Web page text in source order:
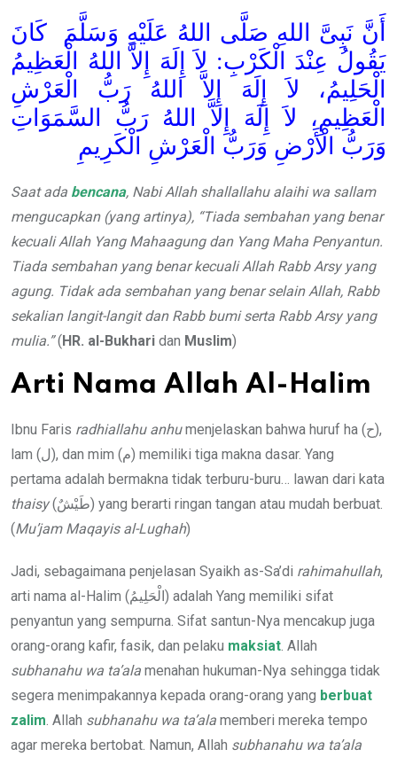
أَنَّ نَبِىَّ اللهِ صَلَّى اللهُ عَلَيْهِ وَسَلَّمَ كَانَ
يَقُولُ عِنْدَ الْكَرْبِ: لاَ إِلَهَ إِلاَّ اللهُ الْعَظِيمُ
الْحَلِيمُ، لاَ إِلَهَ إِلاَّ اللهُ رَبُّ الْعَرْشِ
الْعَظِيمِ، لاَ إِلَهَ إِلاَّ اللهُ رَبُّ السَّمَوَاتِ
وَرَبُّ الْأَرْضِ وَرَبُّ الْعَرْشِ الْكَرِيمِ
Saat ada bencana, Nabi Allah shallallahu alaihi wa sallam
mengucapkan (yang artinya), “Tiada sembahan yang benar
kecuali Allah Yang Mahaagung dan Yang Maha Penyantun.
Tiada sembahan yang benar kecuali Allah Rabb Arsy yang
agung. Tidak ada sembahan yang benar selain Allah, Rabb
sekalian langit-langit dan Rabb bumi serta Rabb Arsy yang
mulia.”( HR. al-Bukhari dan Muslim)
Arti Nama Allah Al-Halim
Ibnu Faris radhiallahu anhumenjelaskan bahwa huruf ha (ح),
lam (ل), dan mim (م) memiliki tiga makna dasar. Yang
pertama adalah bermakna tidak terburu-buru… lawan dari kata
thaisy(طَيْشٌ) yang berarti ringan tangan atau mudah berbuat.
(Mu’jam Maqayis al-Lughah)
Jadi, sebagaimana penjelasan Syaikh as-Sa’di rahimahullah,
arti nama al-Halim (الْحَلِيمُ) adalah Yang memiliki sifat
penyantun yang sempurna. Sifat santun-Nya mencakup juga
orang-orang kafir, fasik, dan pelaku maksiat. Allah
subhanahu wa ta’ala menahan hukuman-Nya sehingga tidak
segera menimpakannya kepada orang-orang yang berbuat
zalim. Allah subhanahu wa ta’ala memberi mereka tempo
agar mereka bertobat. Namun, Allah subhanahu wa ta’ala